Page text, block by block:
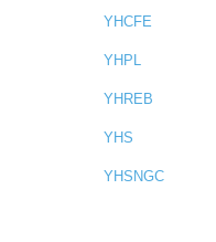
YHCFE
YHPL
YHREB
YHS
YHSNGC